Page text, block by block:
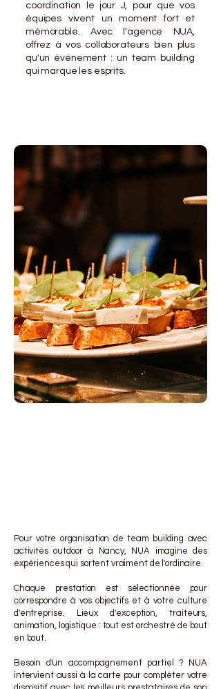
coordination le jour J, pour que vos
équipes vivent un moment fort et
mémorable. Avec l'agence NUA,
offrez à vos collaborateurs bien plus
qu'un événement : un team building
qui marque les esprits.
Pour votre organisation de team building avec
activités outdoor à Nancy, NUA imagine des
expériences qui sortent vraiment de l'ordinaire.
Chaque prestation est sélectionnée pour
correspondre à vos objectifs et à votre culture
d'entreprise. Lieux d'exception, traiteurs,
animation, logistique : tout est orchestré de bout
en bout.
Besoin d'un accompagnement partiel ? NUA
intervient aussi à la carte pour compléter votre